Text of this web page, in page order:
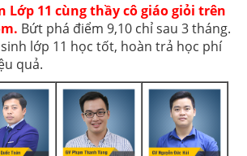
Lớp 11 cùng thầy cô giáo giỏi trên
Bứt phá điểm 9,10 chỉ sau 3 tháng.
lớp 11 học tốt, hoàn trả học phí
quả.